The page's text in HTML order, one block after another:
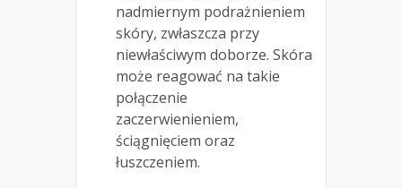
nadmiernym podrażnieniem
skóry, zwłaszcza przy
niewłaściwym doborze. Skóra
może reagować na takie
połączenie
zaczerwienieniem,
ściągnięciem oraz
łuszczeniem.